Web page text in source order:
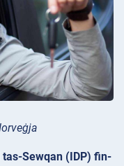
Sewqan (IDP) fin-